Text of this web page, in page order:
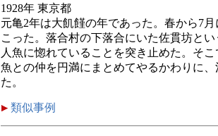
1928年 東京都
元亀2年は大飢饉の年であった。春から7
こった。落合村の下落合にいた佐貫坊と
人魚に惚れていることを突き止めた。そ
魚との仲を円満にまとめてやるかわりに
た。
類似事例